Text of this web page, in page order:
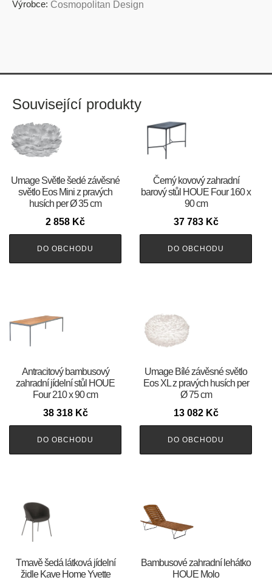
Výrobce: Cosmopolitan Design
Související produkty
Umage Světle šedé závěsné
světlo Eos Mini z pravých
husích per Ø 35 cm
2 858 Kč
DO OBCHODU
Černý kovový zahradní
barový stůl HOUE Four 160 x
90 cm
37 783 Kč
DO OBCHODU
Antracitový bambusový
zahradní jídelní stůl HOUE
Four 210 x 90 cm
38 318 Kč
DO OBCHODU
Umage Bílé závěsné světlo
Eos XL z pravých husích per
Ø 75 cm
13 082 Kč
DO OBCHODU
Tmavě šedá látková jídelní
židle Kave Home Yvette
Bambusové zahradní lehátko
HOUE Molo